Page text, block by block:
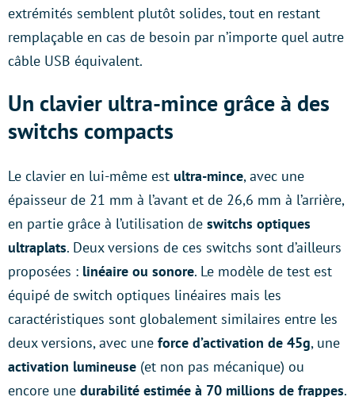
extrémités semblent plutôt solides, tout en restant
remplaçable en cas de besoin par n’importe quel autre
câble USB équivalent.
Un clavier ultra-mince grâce à des
switchs compacts
Le clavier en lui-même est ultra-mince, avec une
épaisseur de 21 mm à l’avant et de 26,6 mm à l’arrière,
en partie grâce à l’utilisation de switchs optiques
ultraplats. Deux versions de ces switchs sont d’ailleurs
proposées : linéaire ou sonore. Le modèle de test est
équipé de switch optiques linéaires mais les
caractéristiques sont globalement similaires entre les
deux versions, avec une force d’activation de 45g, une
activation lumineuse (et non pas mécanique) ou
encore une durabilité estimée à 70 millions de frappes.